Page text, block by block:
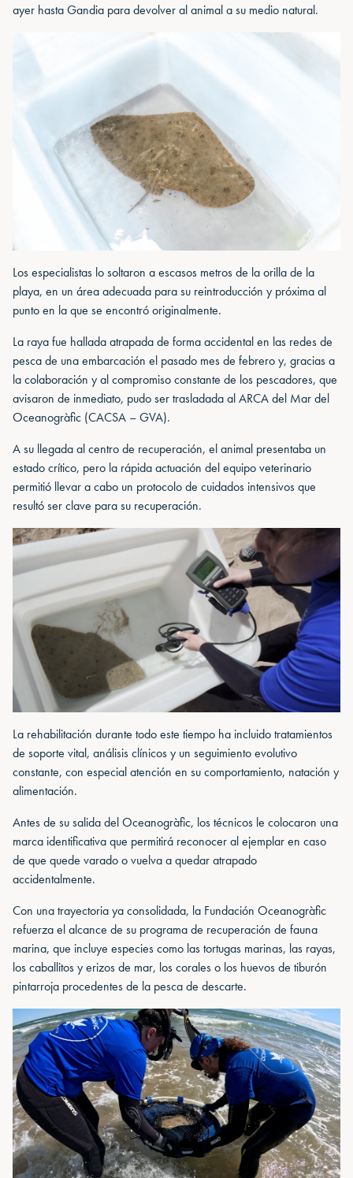
ayer hasta Gandia para devolver al animal a su medio natural.
Los especialistas lo soltaron a escasos metros de la orilla de la
playa, en un área adecuada para su reintroducción y próxima al
punto en la que se encontró originalmente.
La raya fue hallada atrapada de forma accidental en las redes de
pesca de una embarcación el pasado mes de febrero y, gracias a
la colaboración y al compromiso constante de los pescadores, que
avisaron de inmediato, pudo ser trasladada al ARCA del Mar del
Oceanogràfic (CACSA – GVA).
A su llegada al centro de recuperación, el animal presentaba un
estado crítico, pero la rápida actuación del equipo veterinario
permitió llevar a cabo un protocolo de cuidados intensivos que
resultó ser clave para su recuperación.
La rehabilitación durante todo este tiempo ha incluido tratamientos
de soporte vital, análisis clínicos y un seguimiento evolutivo
constante, con especial atención en su comportamiento, natación y
alimentación.
Antes de su salida del Oceanogràfic, los técnicos le colocaron una
marca identificativa que permitirá reconocer al ejemplar en caso
de que quede varado o vuelva a quedar atrapado
accidentalmente.
Con una trayectoria ya consolidada, la Fundación Oceanogràfic
refuerza el alcance de su programa de recuperación de fauna
marina, que incluye especies como las tortugas marinas, las rayas,
los caballitos y erizos de mar, los corales o los huevos de tiburón
pintarroja procedentes de la pesca de descarte.